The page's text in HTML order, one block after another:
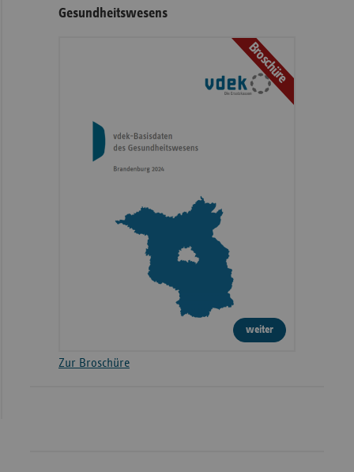
Gesundheitswesens
Broschüre
weiter
Zur Broschüre